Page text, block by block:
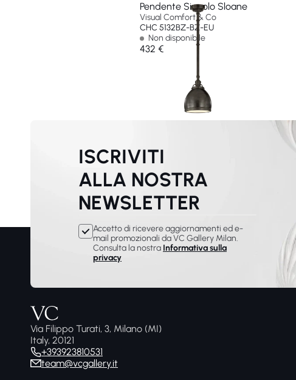
Pendente Singolo Sloane
Visual Comfort & Co
CHC 5132BZ-BZ-EU
Non disponibile
432 €
ISCRIVITI
ALLA NOSTRA
NEWSLETTER
Accetto di ricevere aggiornamenti ed e-
mail promozionali da VC Gallery Milan.
Consulta la nostra Informativa sulla
privacy
Via Filippo Turati, 3, Milano (MI)
Italy, 20121
+393923810531
team@vcgallery.it